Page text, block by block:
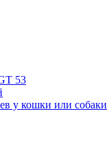
53
у кошки или собаки